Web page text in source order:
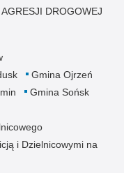
DROGOWEJ
Gmina Ojrzeń
Gmina Sońsk
i Dzielnicowymi na